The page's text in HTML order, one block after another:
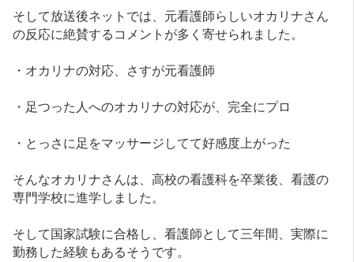
そして放送後ネットでは、元看護師らしいオカリナさん
の反応に絶賛するコメントが多く寄せられました。
・オカリナの対応、さすが元看護師
・足つった人へのオカリナの対応が、完全にプロ
・とっさに足をマッサージしてて好感度上がった
そんなオカリナさんは、高校の看護科を卒業後、看護の
専門学校に進学しました。
そして国家試験に合格し、看護師として三年間、実際に
勤務した経験もあるそうです。